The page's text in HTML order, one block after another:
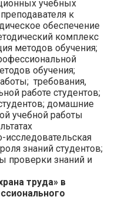
учебных
к
обеспечение
комплекс
методов обучения;
обучения;
требования,
работе студентов;
домашние
учебной работы
исследовательская
знаний студентов;
проверки знаний и
труда» в